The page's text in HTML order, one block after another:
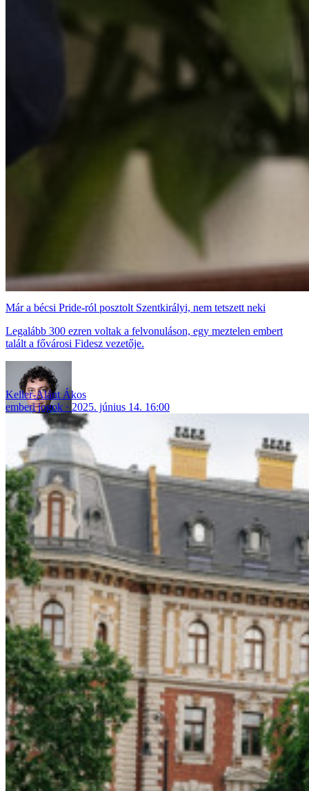
Már a bécsi Pride-ról posztolt Szentkirályi, nem tetszett neki
Legalább 300 ezren voltak a felvonuláson, egy meztelen embert
talált a fővárosi Fidesz vezetője.
Keller-Alánt Ákos
emberi jogok
2025. június 14. 16:00